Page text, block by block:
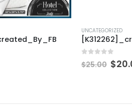
UNCATEGORIZED
out of 5
$25.00 $